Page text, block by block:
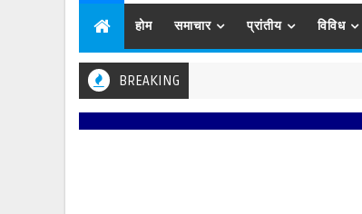
होम समाचार प्रांतीय विविध
BREAKING